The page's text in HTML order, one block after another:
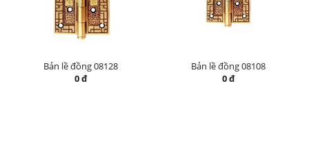
Bản lề đồng 08128
0 đ
Bản lề đồng 08108
0 đ